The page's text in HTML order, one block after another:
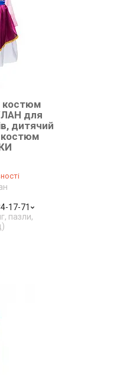
костюм
для
дитячий
костюм
17-71
пазли,